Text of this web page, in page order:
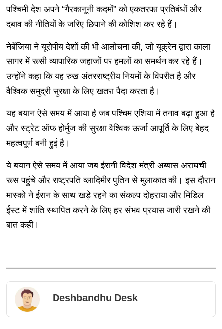
पश्चिमी देश अपने “गैरकानूनी कदमों” को एकतरफा प्रतिबंधों और
दबाव की नीतियों के जरिए छिपाने की कोशिश कर रहे हैं।
नेबेंजिया ने यूरोपीय देशों की भी आलोचना की, जो यूक्रेन द्वारा काला
सागर में रूसी व्यापारिक जहाजों पर हमलों का समर्थन कर रहे हैं।
उन्होंने कहा कि यह रुख अंतरराष्ट्रीय नियमों के विपरीत है और
वैश्विक समुद्री सुरक्षा के लिए खतरा पैदा करता है।
यह बयान ऐसे समय में आया है जब पश्चिम एशिया में तनाव बढ़ा हुआ है
और स्ट्रेट ऑफ होर्मुज की सुरक्षा वैश्विक ऊर्जा आपूर्ति के लिए बेहद
महत्वपूर्ण बनी हुई है।
ये बयान ऐसे समय में आया जब ईरानी विदेश मंत्री अब्बास अराघची
रूस पहुंचे और राष्ट्रपति व्लादिमीर पुतिन से मुलाकात की। इस दौरान
मास्को ने ईरान के साथ खड़े रहने का संकल्प दोहराया और मिडिल
ईस्ट में शांति स्थापित करने के लिए हर संभव प्रयास जारी रखने की
बात कही।
Deshbandhu Desk